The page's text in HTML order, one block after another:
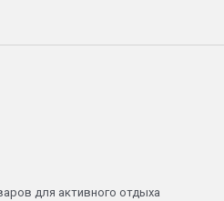
для активного отдыха